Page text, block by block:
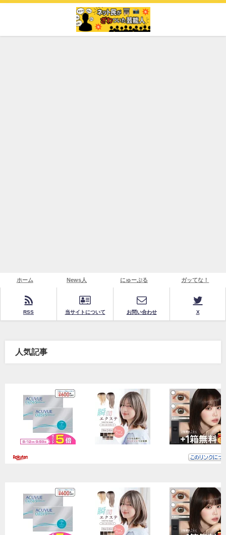
ホーム News人 にゅーぷる ガッてな！
RSS 当サイトについて お問い合わせ X
人気記事